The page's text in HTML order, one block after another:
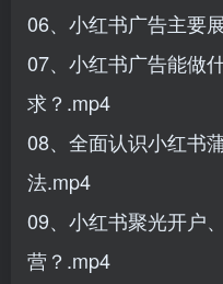
06、小红书广告主要
07、小红书广告能做
求？.mp4
08、全面认识小红书
法.mp4
09、小红书聚光开户
营？.mp4